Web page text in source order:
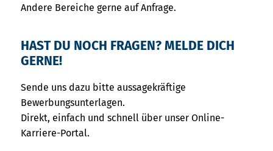
Andere Bereiche gerne auf Anfrage.
HAST DU NOCH FRAGEN? MELDE DICH
GERNE!
Sende uns dazu bitte aussagekräftige
Bewerbungsunterlagen.
Direkt, einfach und schnell über unser Online-
Karriere-Portal.